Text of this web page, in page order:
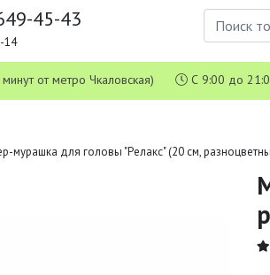
45-43
14
минут от метро Чкаловская) С 9:00 до
мурашка для головы "Релакс" (20 см,